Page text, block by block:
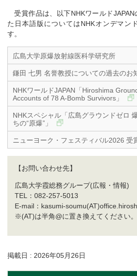
受賞作品は、以下NHKワールドJAPAN
た日本語版についてはNHKオンデマン
す。
広島大学原爆放射線医科学研究所
鎌田 七男 名誉教授についての過去のお
NHKワールドJAPAN「Hiroshima
Accounts of 78 A-Bomb Survivors」
NHKスペシャル「広島グラウンドゼロ
ちの“原爆”」
ニューヨーク・フェスティバル2026 受
【お問い合わせ先】
広島大学霞総務グループ(広報・情報)
TEL：082-257-5013
E-mail：kasumi-
※(AT)は半角@に置き換えてください。
掲載日 : 2026年05月26日